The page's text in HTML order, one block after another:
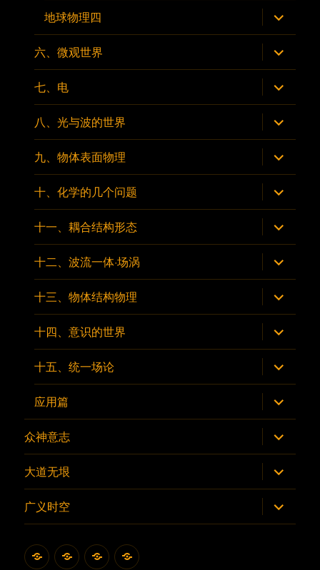
地球物理四 展
开
子
菜
单
六、微观世界 展
开
子
菜
单
七、电 展
开
子
菜
单
八、光与波的世界 展
开
子
菜
单
九、物体表面物理 展
开
子
菜
单
十、化学的几个问题 展
开
子
菜
单
十一、耦合结构形态 展
开
子
菜
单
十二、波流一体·场涡 展
开
子
菜
单
十三、物体结构物理 展
开
子
菜
单
十四、意识的世界 展
开
子
菜
单
十五、统一场论 展
开
子
菜
单
应用篇 展
开
子
菜
单
众神意志 展
开
子
菜
单
大道无垠 展
开
子
菜
单
广义时空 展
开
子
首
雪
雪
联